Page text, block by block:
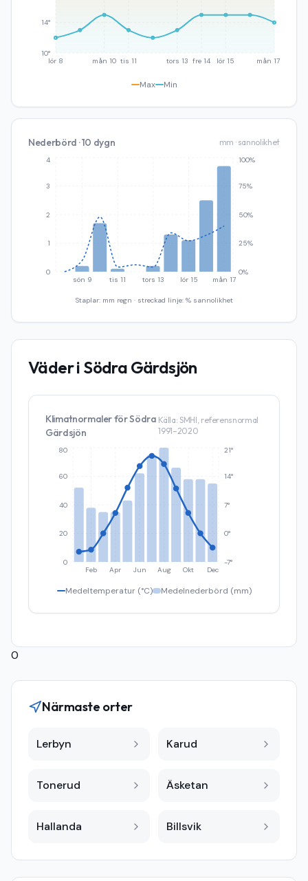
lör 8 mån 10 tis 11 tors 13 fre 14 lör 15 mån 17
10°
14°
Max Min
Nederbörd · 10 dygn mm · sannolikhet
sön 9 tis 11 tors 13 lör 15 mån 17
0
1
2
3
4
0%
25%
50%
75%
100%
Staplar: mm regn · streckad linje: % sannolikhet
Väder i Södra Gärdsjön
Klimatnormaler förSödra
Gärdsjön
Källa: SMHI, referensnormal
1991–2020
Feb Apr Jun Aug Okt Dec
0
20
40
60
80
-7°
0°
7°
14°
21°
Medeltemperatur (°C) Medelnederbörd (mm)
0
Närmaste orter
Lerbyn Karud
Tonerud Äsketan
Hallanda Billsvik